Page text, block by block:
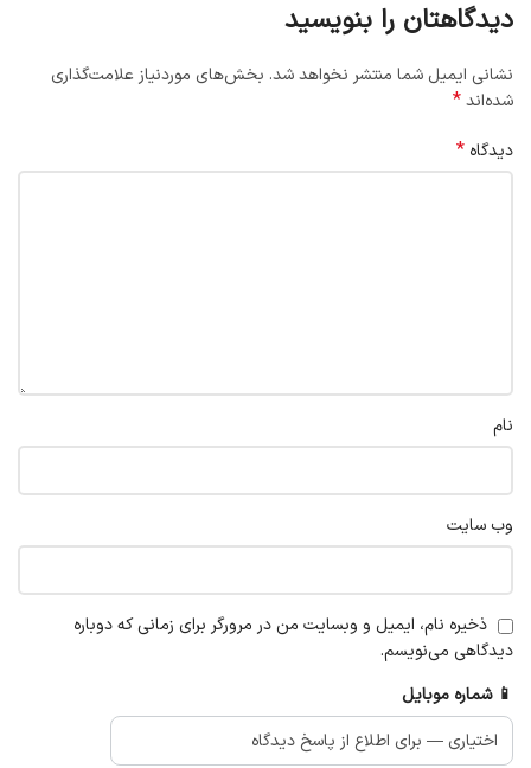
دیدگاهتان را بنویسید
نشانی ایمیل شما منتشر نخواهد شد. بخش‌های موردنیاز علامت‌گذاری
شده‌اند*
دیدگاه *
نام
وب‌ سایت
ذخیره نام، ایمیل و وبسایت من در مرورگر برای زمانی که دوباره
دیدگاهی می‌نویسم.
📱 شماره موبایل